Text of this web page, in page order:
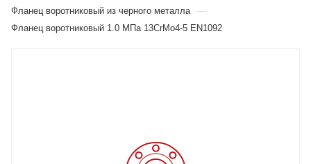
Фланец воротниковый из черного металла —
Фланец воротниковый 1.0 МПа 13CrMo4-5 EN1092